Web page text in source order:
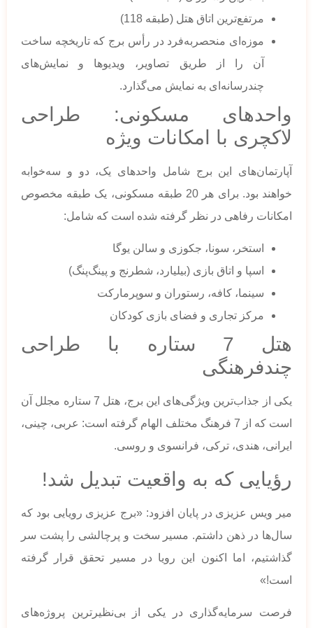
مرتفع‌ترین اتاق هتل (طبقه 118)
موزه‌ای منحصر‌به‌فرد در رأس برج که تاریخچه ساخت
آن را از طریق تصاویر، ویدیوها و نمایش‌های
چندرسانه‌ای به نمایش می‌گذارد.
واحدهای مسکونی: طراحی
لاکچری با امکانات ویژه
آپارتمان‌های این برج شامل واحدهای یک، دو و سه‌خوابه
خواهند بود. برای هر 20 طبقه مسکونی، یک طبقه مخصوص
امکانات رفاهی در نظر گرفته شده است که شامل:
استخر، سونا، جکوزی و سالن یوگا
اسپا و اتاق بازی (بیلیارد، شطرنج و پینگ‌پنگ)
سینما، کافه، رستوران و سوپرمارکت
مرکز تجاری و فضای بازی کودکان
هتل 7 ستاره با طراحی
چندفرهنگی
یکی از جذاب‌ترین ویژگی‌های این برج، هتل 7 ستاره مجلل آن
است که از 7 فرهنگ مختلف الهام گرفته است: عربی، چینی،
ایرانی، هندی، ترکی، فرانسوی و روسی.
رؤیایی که به واقعیت تبدیل شد!
میر ویس عزیزی در پایان افزود: «برج عزیزی رویایی بود که
سال‌ها در ذهن داشتم. مسیر سخت و پرچالشی را پشت سر
گذاشتیم، اما اکنون این رویا در مسیر تحقق قرار گرفته
است!»
فرصت سرمایه‌گذاری در یکی از بی‌نظیرترین پروژه‌های